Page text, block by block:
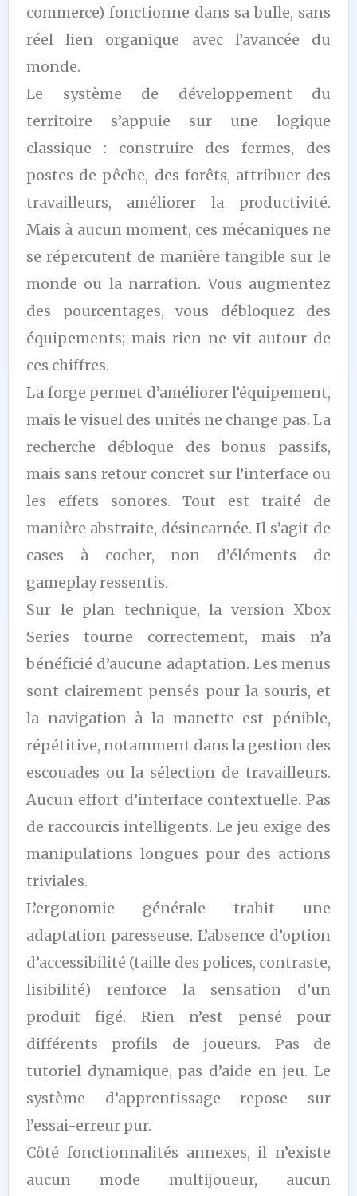
commerce) fonctionne dans sa bulle, sans
réel lien organique avec l’avancée du
monde.
Le système de développement du
territoire s’appuie sur une logique
classique : construire des fermes, des
postes de pêche, des forêts, attribuer des
travailleurs, améliorer la productivité.
Mais à aucun moment, ces mécaniques ne
se répercutent de manière tangible sur le
monde ou la narration. Vous augmentez
des pourcentages, vous débloquez des
équipements; mais rien ne vit autour de
ces chiffres.
La forge permet d’améliorer l’équipement,
mais le visuel des unités ne change pas. La
recherche débloque des bonus passifs,
mais sans retour concret sur l’interface ou
les effets sonores. Tout est traité de
manière abstraite, désincarnée. Il s’agit de
cases à cocher, non d’éléments de
gameplay ressentis.
Sur le plan technique, la version Xbox
Series tourne correctement, mais n’a
bénéficié d’aucune adaptation. Les menus
sont clairement pensés pour la souris, et
la navigation à la manette est pénible,
répétitive, notamment dans la gestion des
escouades ou la sélection de travailleurs.
Aucun effort d’interface contextuelle. Pas
de raccourcis intelligents. Le jeu exige des
manipulations longues pour des actions
triviales.
L’ergonomie générale trahit une
adaptation paresseuse. L’absence d’option
d’accessibilité (taille des polices, contraste,
lisibilité) renforce la sensation d’un
produit figé. Rien n’est pensé pour
différents profils de joueurs. Pas de
tutoriel dynamique, pas d’aide en jeu. Le
système d’apprentissage repose sur
l’essai-erreur pur.
Côté fonctionnalités annexes, il n’existe
aucun mode multijoueur, aucun